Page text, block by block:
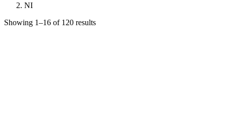
NI
Showing 1–16 of 120 results